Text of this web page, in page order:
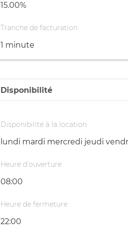
15.00%
Tranche de facturation
1 minute
Disponibilité
Disponibilité à la location
Heure d'ouverture
08:00
Heure de fermeture
22:00